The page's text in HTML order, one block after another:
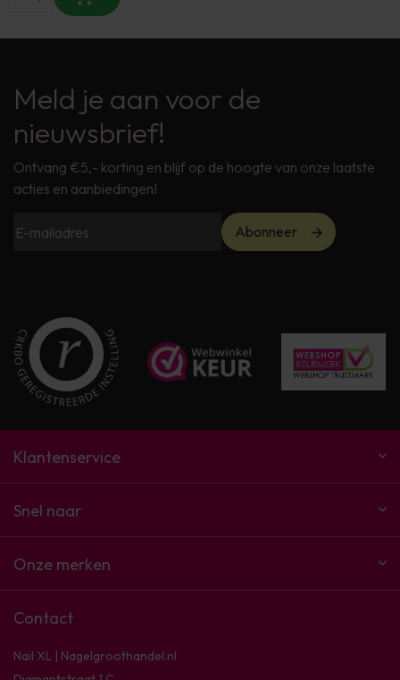
Meld je aan voor de
nieuwsbrief!
Ontvang €5,- korting en blijf op de hoogte van onze laatste
acties en aanbiedingen!
Abonneer
Klantenservice
Snel naar
Onze merken
Contact
Nail XL | Nagelgroothandel.nl